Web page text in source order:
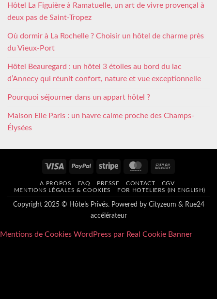
Hôtel La Figuière à Ramatuelle, un art de vivre provençal à
deux pas de Saint-Tropez
Où dormir à La Rochelle ? Choisir un hôtel de charme près
du Vieux-Port
Hôtel Beauregard : un hôtel 3 étoiles au bord du lac
d’Annecy qui réunit confort, nature et vue exceptionnelle
Pourquoi séjourner dans un appart hôtel ?
Maison Elle Paris : un havre calme proche des Champs-
Élysées
Visa PayPal Stripe MasterCard
Delivery
A PROPOS FAQ PRESSE CONTACT
CGV
MENTIONS LÉGALES & COOKIES
FOR HOTELIERS (IN ENGLISH)
Copyright 2025 © Hôtels Privés. Powered by Cityzeum & Rue24
accélérateur
Mentions de Cookies WordPress par Real Cookie Banner